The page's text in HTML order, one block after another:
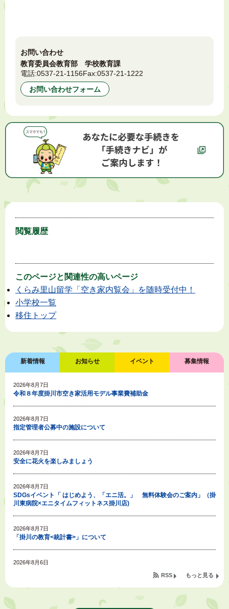
お問い合わせ
教育委員会教育部 学校教育課
電話:0537-21-1156Fax:0537-21-1222
お問い合わせフォーム
閲覧履歴
このページと 関連性の高いページ
くらみ里山留学「空き家内覧会」を随時受付中！
小学校一覧
移住トップ
新着情報 お知らせ イベント 募集情報
2026年8月7日
令和８年度掛川市空き家活用モデル事業費補助金
2026年8月7日
指定管理者公募中の施設について
2026年8月7日
安全に花火を楽しみましょう
2026年8月7日
SDGsイベント「 はじめよう、「エニ活。」 無料体験会のご案内」（掛
川東病院×エニタイムフィットネス掛川店)
2026年8月7日
「掛川の教育<統計書>」について
2026年8月6日
令和８年度公民館等（大東北公民館、大須賀中央公民館）講座のお知らせ
熱中症対策「クーリングシェルター」の設置について
もっと見る
RSS